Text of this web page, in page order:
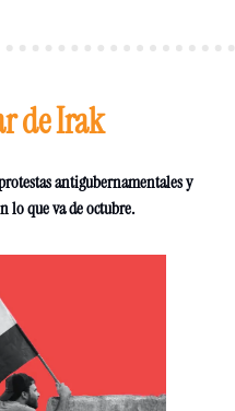
de Irak
antigubernamentales y
lo que va de octubre.